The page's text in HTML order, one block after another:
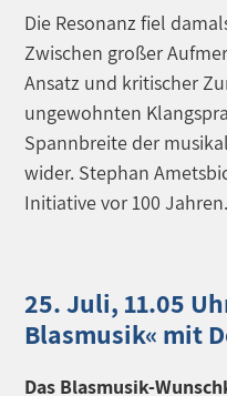
Die Resonanz fiel
Zwischen großer
Ansatz und kritischer
ungewohnten
Spannbreite der
wider. Stephan
Initiative vor 100 Jahren.
25. Juli, 11.05
Blasmusik« mit
Das Blasmusik-